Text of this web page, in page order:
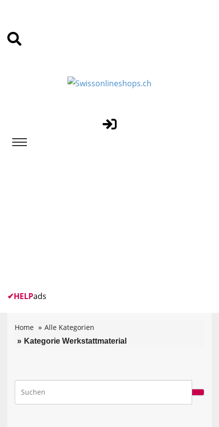
✔HELPads
Home Alle Kategorien
Kategorie Werkstattmaterial